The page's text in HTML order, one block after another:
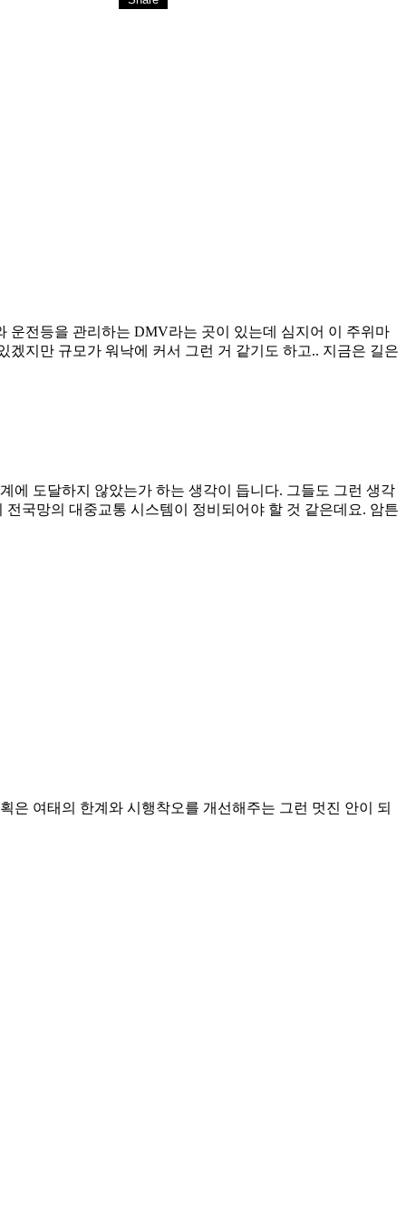
운전등을 관리하는 DMV라는 곳이 있는데 심지어 이 주위마
지만 규모가 워낙에 커서 그런 거 같기도 하고.. 지금은 길은
에 도달하지 않았는가 하는 생각이 듭니다. 그들도 그런 생각
국망의 대중교통 시스템이 정비되어야 할 것 같은데요. 암튼
은 여태의 한계와 시행착오를 개선해주는 그런 멋진 안이 되